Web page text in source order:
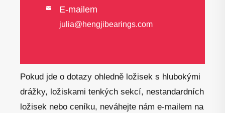
 E-mailem
julia@hengjibearings.com
Pokud jde o dotazy ohledně ložisek s hlubokými
drážky, ložiskami tenkých sekcí, nestandardních
ložisek nebo ceníku, neváhejte nám e-mailem na